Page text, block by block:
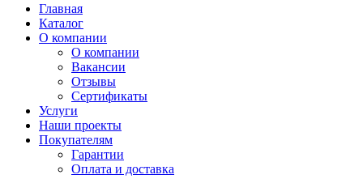
Главная
Каталог
О компании
О компании
Вакансии
Отзывы
Сертификаты
Услуги
Наши проекты
Покупателям
Гарантии
Оплата и доставка